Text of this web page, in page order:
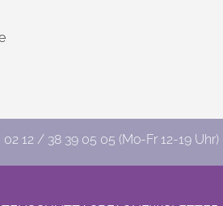
02 12 / 38 39 05 05 (Mo-Fr 12-19 Uhr)